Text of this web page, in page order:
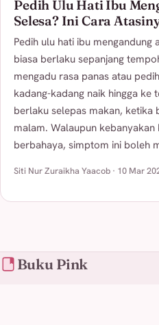
Pedih Ulu Hati Ibu
Selesa? Ini Cara
Pedih ulu hati ibu mengandung
biasa berlaku sepanjang
mengadu rasa panas atau
kadang-kadang naik hingga ke
berlaku selepas makan, ketika
malam. Walaupun
berbahaya, simptom ini boleh
Siti Nur Zuraikha Yaacob · 10 Mar
Buku Pink